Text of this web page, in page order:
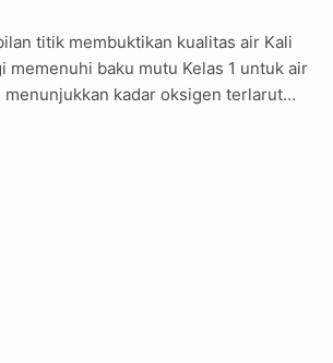
titik membuktikan kualitas air Kali
memenuhi baku mutu Kelas 1 untuk air
menunjukkan kadar oksigen terlarut